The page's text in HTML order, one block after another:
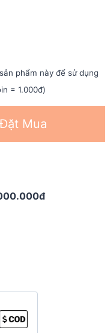
phẩm này để sử dụng
= 1.000đ)
Đặt Mua